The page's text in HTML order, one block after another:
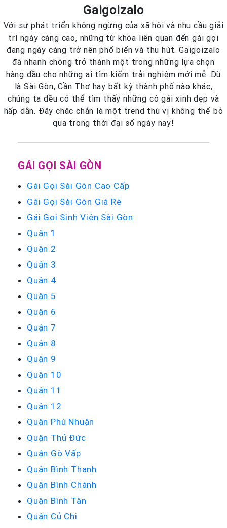
Gaigoizalo
Với sự phát triển không ngừng của xã hội và nhu cầu giải
trí ngày càng cao, những từ khóa liên quan đến gái gọi
đang ngày càng trở nên phổ biến và thu hút. Gaigoizalo
đã nhanh chóng trở thành một trong những lựa chọn
hàng đầu cho những ai tìm kiếm trải nghiệm mới mẻ. Dù
là Sài Gòn, Cần Thơ hay bất kỳ thành phố nào khác,
chúng ta đều có thể tìm thấy những cô gái xinh đẹp và
hấp dẫn. Đây chắc chắn là một trend thú vị không thể bỏ
qua trong thời đại số ngày nay!
GÁI GỌI SÀI GÒN
Gái Gọi Sài Gòn Cao Cấp
Gái Gọi Sài Gòn Giá Rẽ
Gái Gọi Sinh Viên Sài Gòn
Quận 1
Quận 2
Quận 3
Quận 4
Quận 5
Quận 6
Quận 7
Quận 8
Quận 9
Quận 10
Quận 11
Quận 12
Quận Phú Nhuận
Quận Thủ Đức
Quận Gò Vấp
Quận Bình Thạnh
Quận Bình Chánh
Quận Bình Tân
Quận Củ Chi